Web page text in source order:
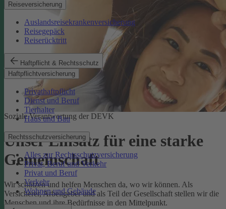
Reiseversicherung
Auslandsreisekrankenversicherung
Reisegepäck
Reiserücktritt
Haftpflicht & Rechtsschutz
Haftpflichtversicherung
Privathaftpflicht
Dienst und Beruf
Tierhalter
Haus und Bau
Rechtsschutzversicherung
Alles zur Rechtsschutzversicherung
Privat, Beruf und Verkehr
Privat und Beruf
Verkehr
Wohnen und Gebäude
Soziale Verantwortung der DEVK
Unser Einsatz für eine starke
Gemeinschaft
Wir schützen und helfen Menschen da, wo wir können. Als
Versicherer, Arbeitgeber und als Teil der Gesellschaft stellen wir die
Menschen und ihre Bedürfnisse in den Mittelpunkt.